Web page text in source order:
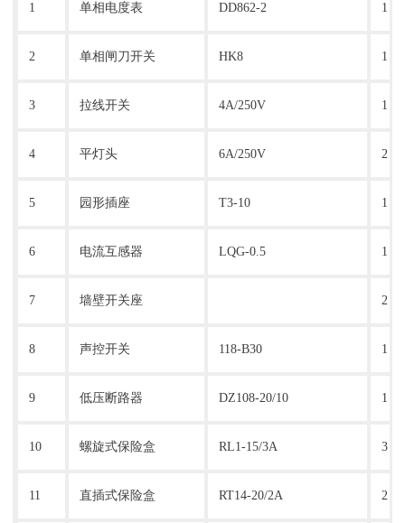
1 单相电度表 DD862-2 1
2 单相闸刀开关 HK8 1
3 拉线开关 4A/250V 1
4 平灯头 6A/250V 2
5 园形插座 T3-10 1
6 电流互感器 LQG-0.5 1
7 墙壁开关座 2
8 声控开关 118-B30 1
9 低压断路器 DZ108-20/10 1
10 螺旋式保险盒 RL1-15/3A 3
11 直插式保险盒 RT14-20/2A 2